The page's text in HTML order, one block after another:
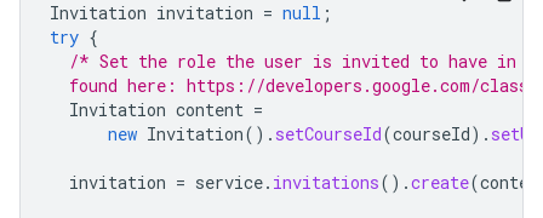
Invitation invitation = null ;
try {
/* Set the role the user is invited to have in
found here: https://developers.google.com/
Invitation content =
new Invitation(). setCourseId(courseId).
invitation = service. invitations().create(